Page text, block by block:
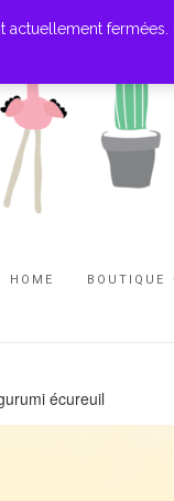
HOME BOUTIQUE
écureuil